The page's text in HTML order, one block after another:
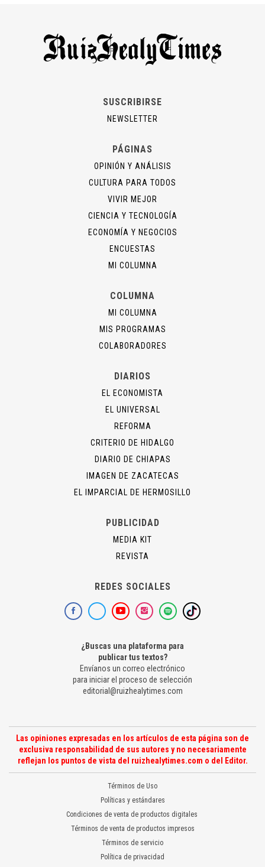
SUSCRIBIRSE
NEWSLETTER
PÁGINAS
OPINIÓN Y ANÁLISIS
CULTURA PARA TODOS
VIVIR MEJOR
CIENCIA Y TECNOLOGÍA
ECONOMÍA Y NEGOCIOS
ENCUESTAS
MI COLUMNA
COLUMNA
MI COLUMNA
MIS PROGRAMAS
COLABORADORES
DIARIOS
EL ECONOMISTA
EL UNIVERSAL
REFORMA
CRITERIO DE HIDALGO
DIARIO DE CHIAPAS
IMAGEN DE ZACATECAS
EL IMPARCIAL DE HERMOSILLO
PUBLICIDAD
MEDIA KIT
REVISTA
REDES SOCIALES
¿Buscas una plataforma para
publicar tus textos?
Envíanos un correo electrónico
para iniciar el proceso de selección
editorial@ruizhealytimes.com
Las opiniones expresadas en los artículos de esta página son de
exclusiva responsabilidad de sus autores y no necesariamente
reflejan los puntos de vista del ruizhealytimes.com o del Editor.
Términos de Uso
Políticas y estándares
Condiciones de venta de productos digitales
Términos de venta de productos impresos
Términos de servicio
Política de privacidad